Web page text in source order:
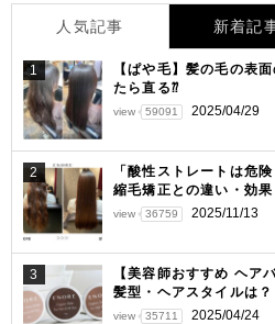
ゲ
ー
シ
ョ
ン
人気記事 新着記
1
【ぱや毛】髪の毛の表
たら直る⁇
view 59091 2025/04/29
2
「酸性ストレートは危
縮毛矯正との違い・効果
view 36759 2025/11/13
3
【美容師おすすめ ヘア
髪型・ヘアスタイルは？
view 35711 2025/04/24